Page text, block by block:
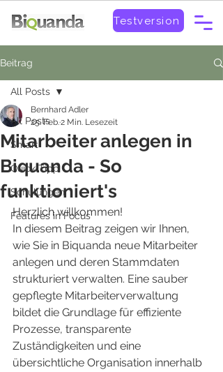
Testversion
Beitrag
All Posts
Smart
Quick-Tipp
Schulungen
Features in Focus
All Posts
Mitarbeiter anlegen in
Biquanda - So
funktioniert's
Bernhard Adler
25. Feb.2 Min. Lesezeit
Herzlich willkommen!
In diesem Beitrag zeigen wir Ihnen,
wie Sie in Biquanda neue Mitarbeiter
anlegen und deren Stammdaten
strukturiert verwalten. Eine sauber
gepflegte Mitarbeiterverwaltung
bildet die Grundlage für effiziente
Prozesse, transparente
Zuständigkeiten und eine
übersichtliche Organisation innerhalb